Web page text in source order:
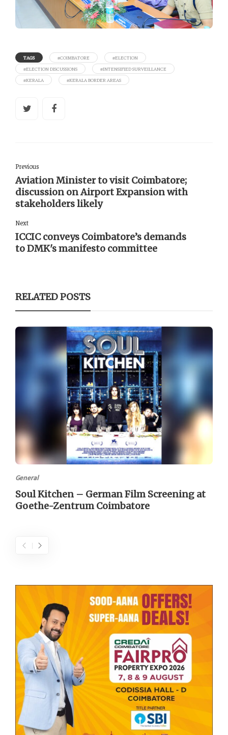
TAGS #COIMBATORE
#ELECTION
#ELECTION DISCUSSIONS
#INTENSIFIED SURVEILLANCE
#KERALA
#KERALA BORDER AREAS
Previous
Aviation Minister to visit Coimbatore;
discussion on Airport Expansion with
stakeholders likely
Next
ICCIC conveys Coimbatore’s demands
to DMK's manifesto committee
RELATED POSTS
General
Soul Kitchen – German Film Screening at
Goethe-Zentrum Coimbatore